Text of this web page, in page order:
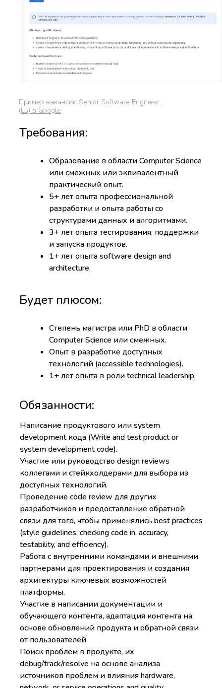
Образование в области Computer Science
или смежных или эквивалентный
практический опыт.
5+ лет опыта профессиональной
разработки и опыта работы со
структурами данных и алгоритмами.
3+ лет опыта тестирования, поддержки
и запуска продуктов.
1+ лет опыта software design and
architecture.
Степень магистра или PhD в области
Computer Science или смежных.
Опыт в разработке доступных
технологий (accessible technologies).
1+ лет опыта в роли technical leadership.
Требования:
Будет плюсом:
Обязанности:
Написание продуктового или system
development кода (Write and test product or
system development code).
Участие или руководство design reviews
коллегами и стейкхолдерами для выбора из
доступных технологий.
Проведение code review для других
разработчиков и предоставление обратной
связи для того, чтобы применялись best practices
(style guidelines, checking code in, accuracy,
testability, and efficiency).
Работа с внутренними командами и внешними
партнерами для проектирования и создания
архитектуры ключевых возможностей
платформы.
Участие в написании документации и
обучающего контента, адаптация контента на
основе обновлений продукта и обратной связи
от пользователей.
Поиск проблем в продукте, их
debug/track/resolve на основе анализа
источников проблем и влияния hardware,
Пример вакансии Senior Software Engineer
(L5) в Google